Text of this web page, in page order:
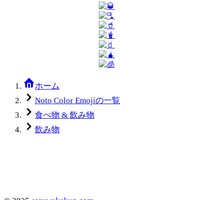
ホーム
Noto Color Emojiの一覧
食べ物 & 飲み物
飲み物